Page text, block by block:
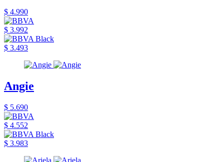
$ 4.990
$ 3.992
$ 3.493
Angie
$ 5.690
$ 4.552
$ 3.983